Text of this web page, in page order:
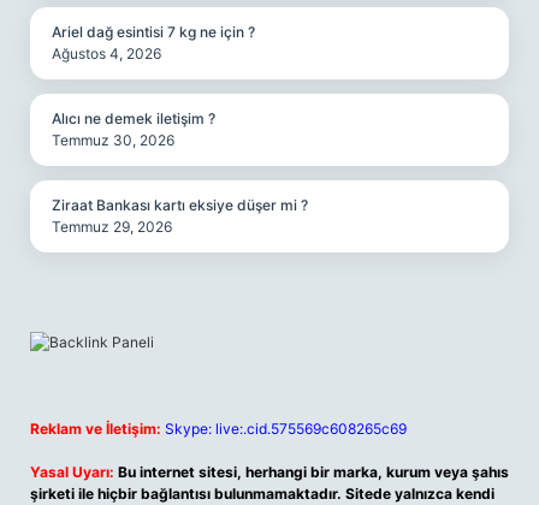
Ariel dağ esintisi 7 kg ne için ?
Ağustos 4, 2026
Alıcı ne demek iletişim ?
Temmuz 30, 2026
Ziraat Bankası kartı eksiye düşer mi ?
Temmuz 29, 2026
Reklam ve İletişim: Skype: live:.cid.575569c608265c69
Yasal Uyarı: Bu internet sitesi, herhangi bir marka, kurum veya şahıs
şirketi ile hiçbir bağlantısı bulunmamaktadır. Sitede yalnızca kendi